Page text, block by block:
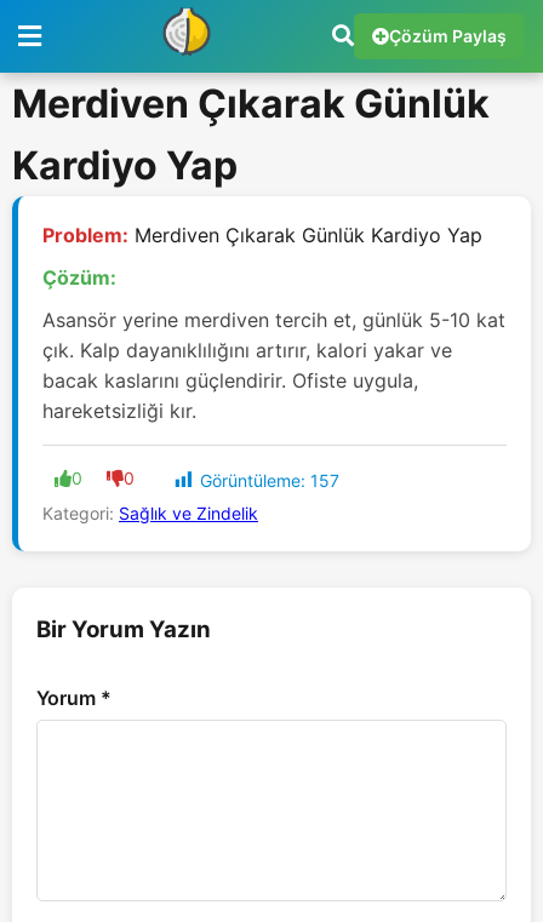
Çözüm Paylaş
Merdiven Çıkarak Günlük
Kardiyo Yap
Problem: Merdiven Çıkarak Günlük Kardiyo Yap
Çözüm:
Asansör yerine merdiven tercih et, günlük 5-10 kat
çık. Kalp dayanıklılığını artırır, kalori yakar ve
bacak kaslarını güçlendirir. Ofiste uygula,
hareketsizliği kır.
0 0 Görüntüleme: 157
Kategori: Sağlık ve Zindelik
Bir Yorum Yazın
Yorum *